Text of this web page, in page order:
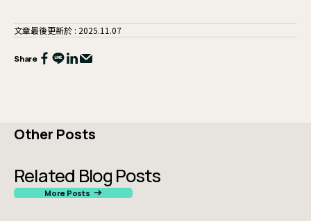
文章最後更新於 : 2025.11.07
Share
Other Posts
Related Blog Posts
More Posts